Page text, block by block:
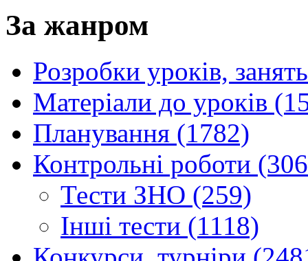
За жанром
Розробки уроків,
Матеріали до уроків
Планування (1782)
Контрольні роботи
Тести ЗНО (259)
Інші тести (1118)